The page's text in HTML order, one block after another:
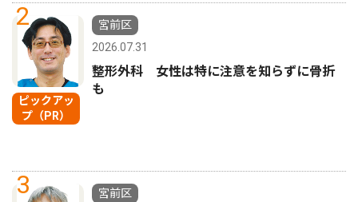
2
ピックアッ
プ（PR）
宮前区
2026.07.31
整形外科 女性は特に注意を知らずに骨折
も
3
宮前区